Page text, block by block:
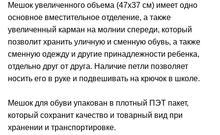
Мешок увеличенного объема (47х37 см) имеет одно
основное вместительное отделение, а также
увеличенный карман на молнии спереди, который
позволит хранить уличную и сменную обувь, а также
сменную одежду и другие принадлежности ребенка,
отдельно друг от друга. Наличие петли позволяет
носить его в руке и подвешивать на крючок в школе.
Мешок для обуви упакован в плотный ПЭТ пакет,
который сохранит качество и товарный вид при
хранении и транспортировке.